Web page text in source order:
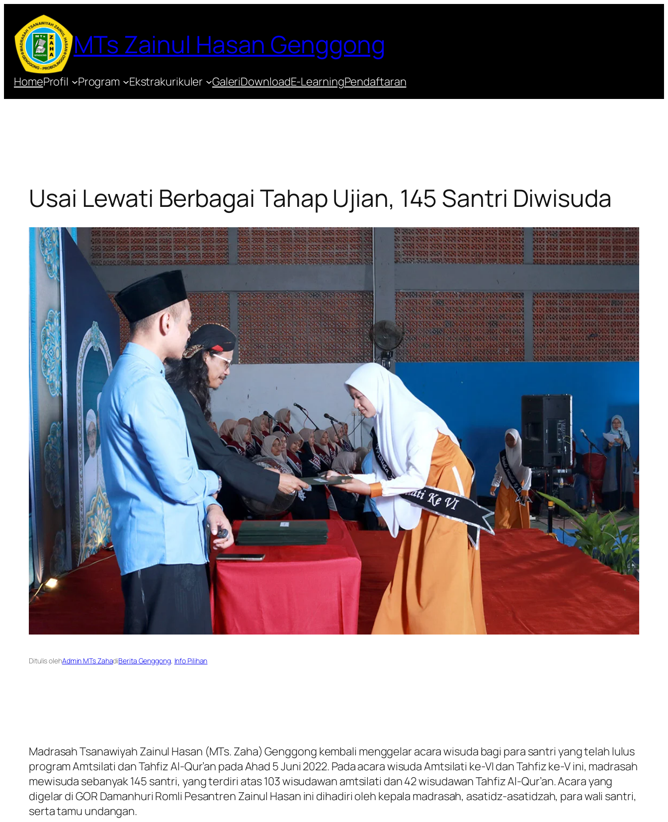
konten
MTs Zainul Hasan Genggong
HomeProfil Program Ekstrakurikuler GaleriDownloadE-LearningPendaftaran
Usai Lewati Berbagai Tahap Ujian, 145 Santri Diwisuda
Ditulis olehAdmin MTs ZahadiBerita Genggong, Info Pilihan
Madrasah Tsanawiyah Zainul Hasan (MTs. Zaha) Genggong kembali menggelar acara wisuda bagi para santri yang telah lulus
program Amtsilati dan Tahfiz Al-Qur’an pada Ahad 5 Juni 2022. Pada acara wisuda Amtsilati ke-VI dan Tahfiz ke-V ini, madrasah
mewisuda sebanyak 145 santri, yang terdiri atas 103 wisudawan amtsilati dan 42 wisudawan Tahfiz Al-Qur’an. Acara yang
digelar di GOR Damanhuri Romli Pesantren Zainul Hasan ini dihadiri oleh kepala madrasah, asatidz-asatidzah, para wali santri,
serta tamu undangan.